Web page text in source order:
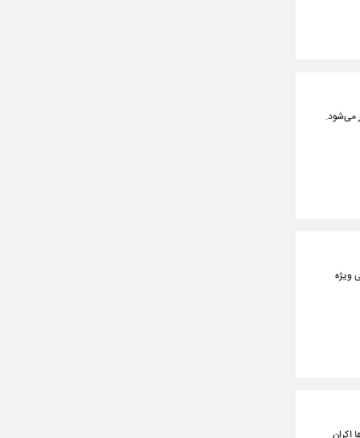
می‌شود.
ویژه